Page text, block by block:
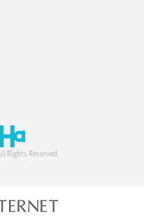
Rights Reserved.